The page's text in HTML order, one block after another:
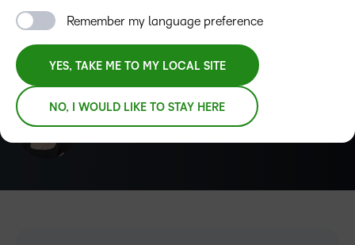
educativa, incluidos historias cercanas y consejos útiles de
administración de cambios exitosa.
Kari Clarkson
Remember my language preference
YES, TAKE ME TO MY LOCAL SITE
NO, I WOULD LIKE TO STAY HERE